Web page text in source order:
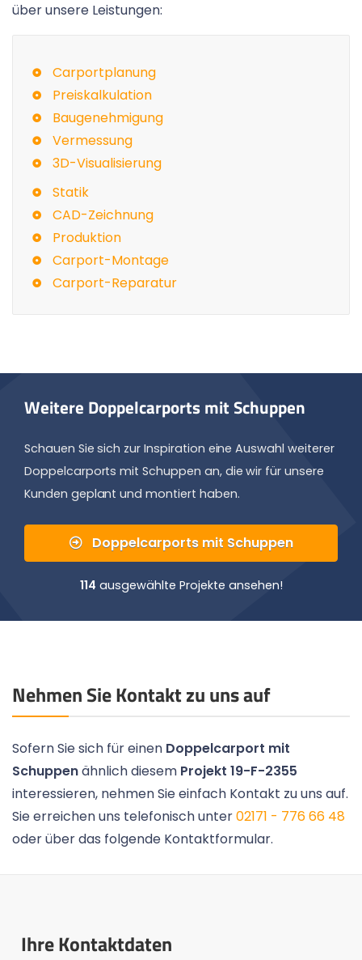
über unsere Leistungen:
Carportplanung
Preiskalkulation
Baugenehmigung
Vermessung
3D-Visualisierung
Statik
CAD-Zeichnung
Produktion
Carport-Montage
Carport-Reparatur
Weitere Doppelcarports mit Schuppen
Schauen Sie sich zur Inspiration eine Auswahl weiterer
Doppelcarports mit Schuppen an, die wir für unsere
Kunden geplant und montiert haben.
Doppelcarports mit Schuppen
114 ausgewählte Projekte ansehen!
Nehmen Sie Kontakt zu uns auf
Sofern Sie sich für einen Doppelcarport mit
Schuppenähnlich diesem Projekt 19-F-2355
interessieren, nehmen Sie einfach Kontakt zu uns auf.
Sie erreichen uns telefonisch unter02171 - 776 66 48
oder über das folgende Kontaktformular.
Ihre Kontaktdaten